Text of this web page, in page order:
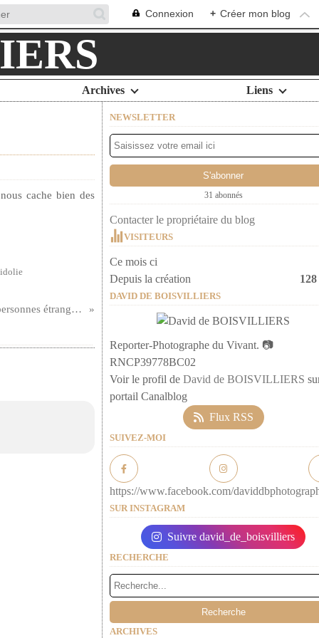
Connexion + Créer mon blog
Archives Liens
cache bien des
Interdit aux personnes étrangères ...
NEWSLETTER
31 abonnés
Contacter le propriétaire du blog
VISITEURS
Ce mois ci
Depuis la création
DAVID DE BOISVILLIERS
Reporter-Photographe du Vivant. 📷
RNCP39778BC02
Voir le profil de David de BOISVILLIERS
portail Canalblog
Flux RSS
SUIVEZ-MOI
https://www.facebook.com/
SUR INSTAGRAM
Suivre david_de_boisvilliers
RECHERCHE
ARCHIVES